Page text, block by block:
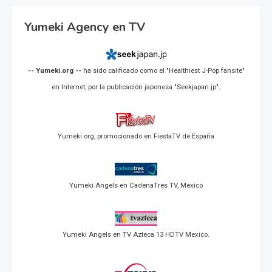
Yumeki Agency en TV
-- Yumeki.org -- ha sido calificado como el "Healthiest J-Pop fansite"
en Internet, por la publicación japonesa "Seekjapan.jp".
Yumeki.org, promocionado en FiestaTV de España
Yumeki Angels en CadenaTres TV, Mexico
Yumeki Angels en TV Azteca 13 HDTV Mexico.